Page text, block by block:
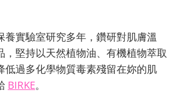
養實驗室研究多年，鑽研對肌膚溫
，堅持以天然植物油、有機植物萃取
低過多化學物質毒素殘留在妳的肌
BIRKE。